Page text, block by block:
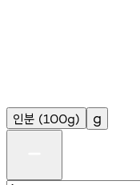
인분 (100g) g